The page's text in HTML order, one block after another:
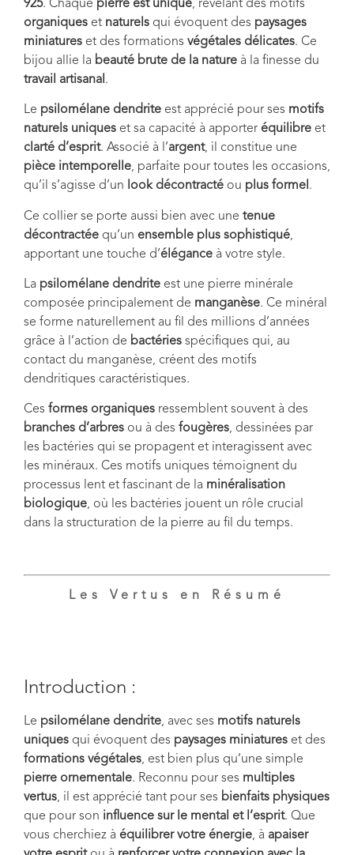
925. Chaque pierre est unique, révélant des motifs
organiques et naturels qui évoquent des paysages
miniatures et des formations végétales délicates. Ce
bijou allie la beauté brute de la nature à la finesse du
travail artisanal .
Le psilomélane dendrite est apprécié pour ses motifs
naturels uniques et sa capacité à apporter équilibre et
clarté d’esprit. Associé à l’argent, il constitue une
pièce intemporelle, parfaite pour toutes les occasions,
qu’il s’agisse d’un
look décontracté ou plus formel .
Ce collier se porte aussi bien avec une tenue
décontractée qu’un ensemble plus sophistiqué,
apportant une touche d’élégance à votre style.
La psilomélane dendrite est une pierre minérale
composée principalement de manganèse. Ce minéral
se forme naturellement au fil des millions d’années
grâce à l’action de bactéries spécifiques qui, au
contact du manganèse, créent des motifs
dendritiques caractéristiques.
Ces formes organiques ressemblent souvent à des
branches d’arbres ou à des fougères, dessinées par
les bactéries qui se propagent et interagissent avec
les minéraux. Ces motifs uniques témoignent du
processus lent et fascinant de la minéralisation
biologique, où les bactéries jouent un rôle crucial
dans la structuration de la pierre au fil du temps.
Les Vertus en Résumé
Introduction :
Le psilomélane dendrite, avec ses motifs naturels
uniques qui évoquent des paysages miniatures et des
formations végétales, est bien plus qu’une simple
pierre ornementale. Reconnu pour ses multiples
vertus, il est apprécié tant pour ses bienfaits physiques
que pour son influence sur le mental et l’esprit. Que
vous cherchiez à équilibrer votre énergie, à apaiser